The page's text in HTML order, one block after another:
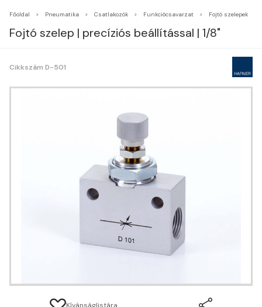
Főoldal Pneumatika Csatlakozók Funkciócsavarzat Fojtó szelepek
Fojtó szelep | precíziós beállítással | 1/8"
Cikkszám D-501